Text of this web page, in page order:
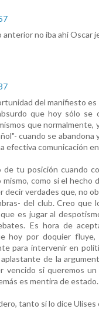
no iba ahi Oscar
del manifiesto
que hoy sólo se
que normalmente,
cuando se abandona
efectiva comunicación
tu posición cuando
como si el
decir verdades que, no
del club. Creo
es jugar al
Es hora de
hoy por doquier
para intervenir en
de la
vencido si queremos
es mentira de estado.
tanto si lo dice Ulises